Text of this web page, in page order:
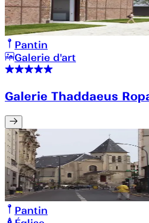
Pantin
Galerie d'art
Galerie Thaddaeus
Pantin